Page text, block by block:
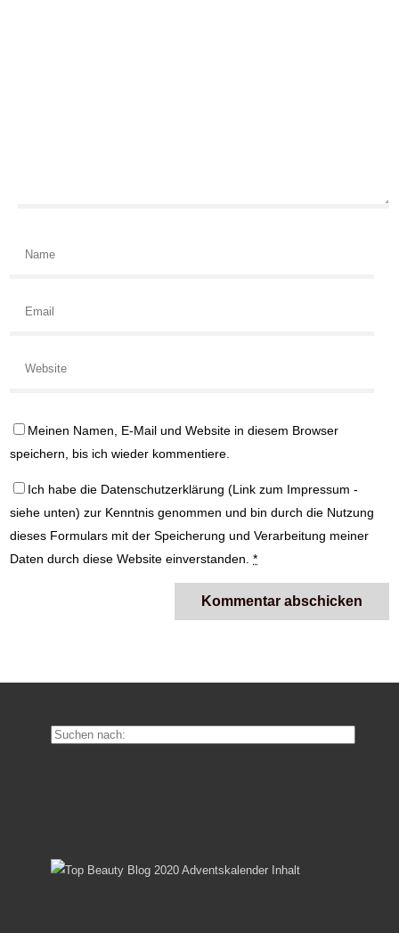
Meinen Namen, E-Mail und Website in diesem Browser
speichern, bis ich wieder kommentiere.
Ich habe die Datenschutzerklärung (Link zum Impressum -
siehe unten) zur Kenntnis genommen und bin durch die Nutzung
dieses Formulars mit der Speicherung und Verarbeitung meiner
Daten durch diese Website einverstanden.*